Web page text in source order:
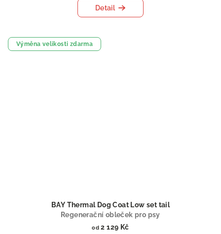
Detail
Výměna velikosti zdarma
BAY Thermal Dog Coat Low set tail
Regenerační obleček pro psy
od 2 129 Kč